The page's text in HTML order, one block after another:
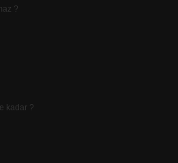
?
kadar ?